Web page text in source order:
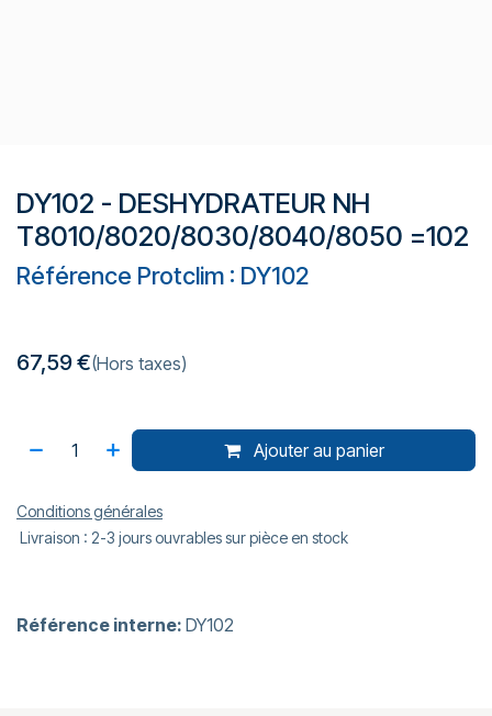
DY102 - DESHYDRATEUR NH
T8010/8020/8030/8040/8050 =102
Référence Protclim : DY102
67,59€(Hors taxes)
Ajouter au panier
Conditions générales
Livraison : 2-3 jours ouvrables sur pièce en stock
Référence interne: DY102